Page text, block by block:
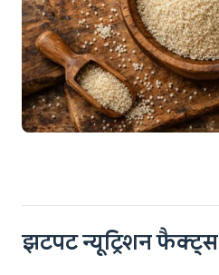
झटपट न्यूट्रिशन फैक्ट्स